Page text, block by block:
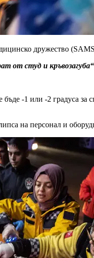
дружество
от студ и кръвозагуба“
-1 или -2 градуса
на персонал и